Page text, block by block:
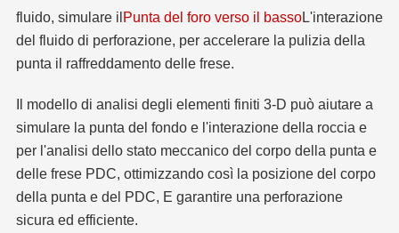
fluido, simulare il Punta del foro verso il bassoL'interazione
del fluido di perforazione, per accelerare la pulizia della
punta il raffreddamento delle frese.
Il modello di analisi degli elementi finiti 3-D può aiutare a
simulare la punta del fondo e l'interazione della roccia e
per l'analisi dello stato meccanico del corpo della punta e
delle frese PDC, ottimizzando così la posizione del corpo
della punta e del PDC, E garantire una perforazione
sicura ed efficiente.